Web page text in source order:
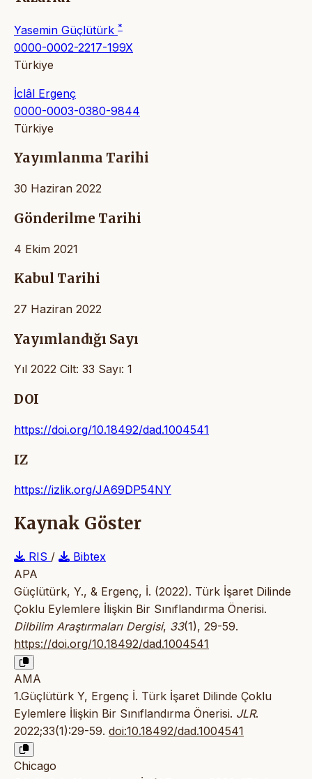
Yasemin Güçlütürk *
0000-0002-2217-199X
Türkiye
İclâl Ergenç
0000-0003-0380-9844
Türkiye
Yayımlanma Tarihi
30 Haziran 2022
Gönderilme Tarihi
4 Ekim 2021
Kabul Tarihi
27 Haziran 2022
Yayımlandığı Sayı
Yıl 2022 Cilt: 33 Sayı: 1
DOI
https://doi.org/10.18492/dad.1004541
IZ
https://izlik.org/JA69DP54NY
Kaynak Göster
RIS /
Bibtex
APA
Güçlütürk, Y., & Ergenç, İ. (2022). Türk İşaret Dilinde
Çoklu Eylemlere İlişkin Bir Sınıflandırma Önerisi.
Dilbilim Araştırmaları Dergisi, 33(1), 29-59.
https://doi.org/10.18492/dad.1004541
AMA
1.Güçlütürk Y, Ergenç İ. Türk İşaret Dilinde Çoklu
Eylemlere İlişkin Bir Sınıflandırma Önerisi. JLR.
2022;33(1):29-59. doi:10.18492/dad.1004541
Chicago